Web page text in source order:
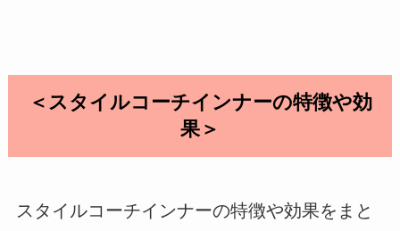
＜スタイルコーチインナーの特徴や効
果＞
スタイルコーチインナーの特徴や効果をまと